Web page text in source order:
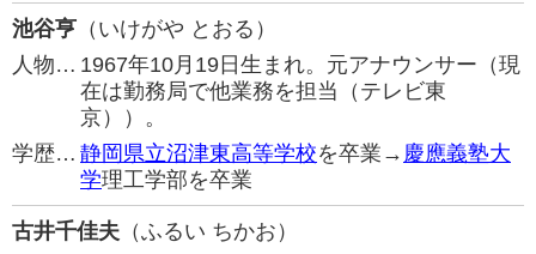
池谷亨 （いけがや とおる）
人物… 1967年10月19日生まれ。元アナウンサー（現
在は勤務局で他業務を担当（テレビ東
京））。
学歴… 静岡県立沼津東高等学校を卒業→ 慶應義塾大
学理工学部を卒業
古井千佳夫 （ふるい ちかお）